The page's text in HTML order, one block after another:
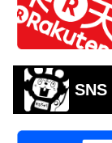
SNS